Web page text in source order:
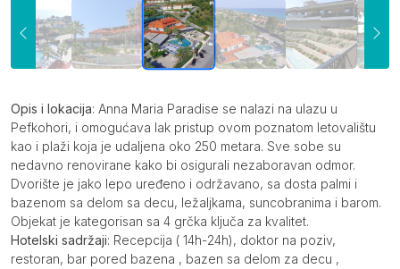
Opis
Opis i lokacija: Anna Maria Paradise se nalazi na ulazu u
Pefkohori, i omogućava lak pristup ovom poznatom letovalištu
kao i plaži koja je udaljena oko 250 metara. Sve sobe su
nedavno renovirane kako bi osigurali nezaboravan odmor.
Dvorište je jako lepo uređeno i održavano, sa dosta palmi i
bazenom sa delom sa decu, ležaljkama, suncobranima i barom.
Objekat je kategorisan sa 4 grčka ključa za kvalitet.
Hotelski sadržaji: Recepcija ( 14h-24h), doktor na poziv,
restoran, bar pored bazena , bazen sa delom za decu ,